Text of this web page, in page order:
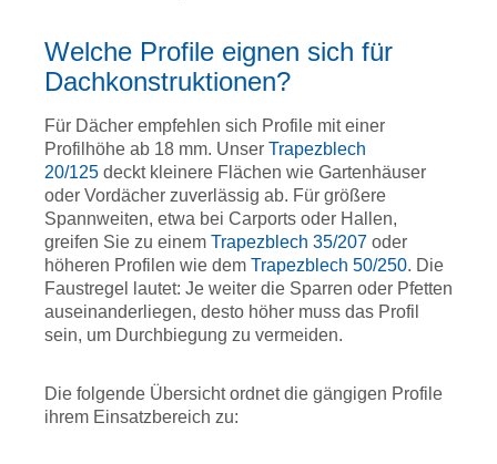
Welche Profile eignen sich für
Dachkonstruktionen?
Für Dächer empfehlen sich Profile mit einer
Profilhöhe ab 18 mm. Unser Trapezblech
20/125 deckt kleinere Flächen wie Gartenhäuser
oder Vordächer zuverlässig ab. Für größere
Spannweiten, etwa bei Carports oder Hallen,
greifen Sie zu einem Trapezblech 35/207 oder
höheren Profilen wie dem Trapezblech 50/250. Die
Faustregel lautet: Je weiter die Sparren oder Pfetten
auseinanderliegen, desto höher muss das Profil
sein, um Durchbiegung zu vermeiden.
Die folgende Übersicht ordnet die gängigen Profile
ihrem Einsatzbereich zu: